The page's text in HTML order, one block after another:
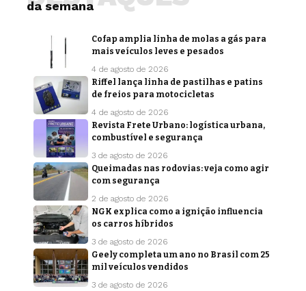
da semana
Cofap amplia linha de molas a gás para
mais veículos leves e pesados
4 de agosto de 2026
Riffel lança linha de pastilhas e patins
de freios para motocicletas
4 de agosto de 2026
Revista Frete Urbano: logística urbana,
combustível e segurança
3 de agosto de 2026
Queimadas nas rodovias: veja como agir
com segurança
2 de agosto de 2026
NGK explica como a ignição influencia
os carros híbridos
3 de agosto de 2026
Geely completa um ano no Brasil com 25
mil veículos vendidos
3 de agosto de 2026